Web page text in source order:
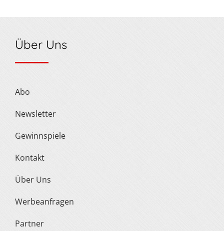
Über Uns
Abo
Newsletter
Gewinnspiele
Kontakt
Über Uns
Werbeanfragen
Partner